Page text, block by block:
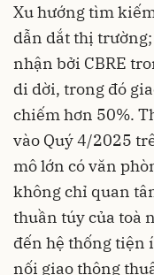
Xu hướng tìm
dẫn dắt thị
nhận bởi CBRE
di dời, trong đó
chiếm hơn 50%.
vào Quý 4/2025
mô lớn có văn
không chỉ quan
thuần túy của toà
đến hệ thống tiện
nối giao thông